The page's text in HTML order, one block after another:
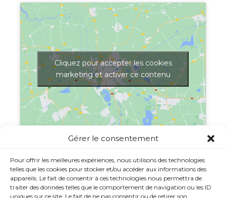
Gérer le consentement
Pour offrir les meilleures expériences, nous utilisons des technologies
telles que les cookies pour stocker et/ou accéder aux informations des
appareils. Le fait de consentir à ces technologies nous permettra de
traiter des données telles que le comportement de navigation ou les ID
uniques sur ce site. Le fait de ne pas consentir ou de retirer son
Cliquez pour accepter les cookies
marketing et activer ce contenu